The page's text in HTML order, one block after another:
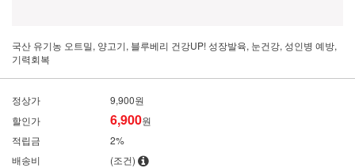
국산 유기농 오트밀, 양고기, 블루베리 건강UP! 성장발육, 눈건강, 성인병 예방,
기력회복
정상가
9,900원
할인가
6,900원
적립금
2%
배송비
(조건)